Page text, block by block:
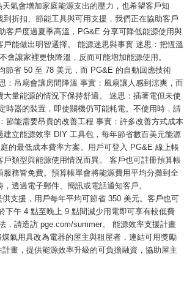
氣會增加家庭能源支出的壓力，也希望客戶知
折扣、節能工具與可用支援，我們正在協助客戶
客戶度過夏季高溫，PG&E 分享可降低能源使用與
能做出明智選擇。 能源迷思與事實 迷思：把恆溫
會讓家裡更快降溫，反而可能增加能源使用。
節省 50 至 78 美元，而 PG&E 的自動回應技術
：吊扇會讓房間降溫 事實：風扇讓人感到涼爽，而
量能源的情況下保持舒適。 迷思：插著電但未使
時器的裝置，即使關機仍可能耗電。不使用時，請
節能需要昂貴的改善工程 事實：許多改善方式成本
立能源效率 DIY 工具包，每年節省數百美元能源
的最低成本費率方案。用戶可登入 PG&E 線上帳
類型與能源使用情況而異。 客戶也可註冊預算帳
務皆免費。預算帳單會將能源費用平均分攤到全
透過電子郵件、簡訊或電話通知客戶。
支援，用戶每年平均可節省 350 美元。客戶也可
午 4 點至晚上 9 點間減少用電即可享有較低費
，請造訪 pge.com/summer。 能源效率支援計畫
氣用具改為電器的屋主與租屋者，連結可用獎勵
畫，提供能源效率升級的可負擔融資，協助屋主